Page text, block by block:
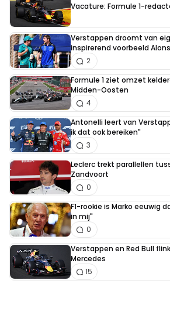
Vacature: Formule 1-
Verstappen droomt van
inspirerend voorbeeld
2
Formule 1 ziet omzet
Midden-Oosten
4
Antonelli leert van
ik dat ook bereiken"
3
Leclerc trekt parallellen
Zandvoort
0
F1-rookie is Marko eeuwig
in mij"
0
Verstappen en Red Bull
Mercedes
15